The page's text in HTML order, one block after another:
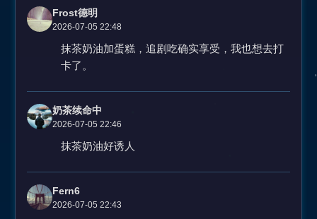
Frost德明
2026-07-05 22:48
抹茶奶油加蛋糕，追剧吃确实享受，我也想去打
卡了。
奶茶续命中
2026-07-05 22:46
抹茶奶油好诱人
Fern6
2026-07-05 22:43